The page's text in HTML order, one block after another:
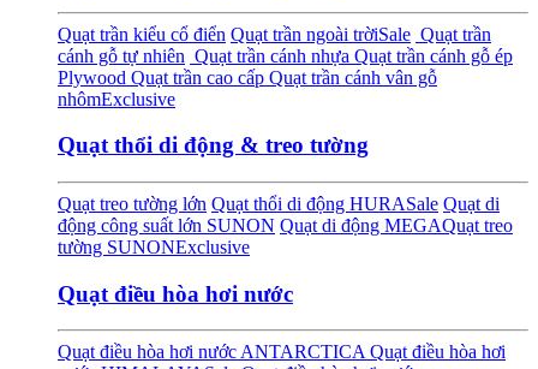
Quạt trần kiểu cổ điển Quạt trần ngoài trờiSale Quạt trần
cánh gỗ tự nhiên Quạt trần cánh nhựa Quạt trần cánh gỗ ép
Plywood Quạt trần cao cấp Quạt trần cánh vân gỗ
nhômExclusive
Quạt thổi di động & treo tường
Quạt treo tường lớn Quạt thổi di động HURASale Quạt di
động công suất lớn SUNON Quạt di động MEGAQuạt treo
tường SUNONExclusive
Quạt điều hòa hơi nước
Quạt điều hòa hơi nước ANTARCTICA Quạt điều hòa hơi